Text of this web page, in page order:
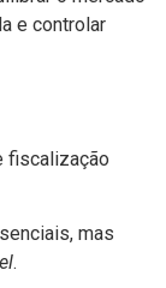
e controlar
fiscalização
mas
.